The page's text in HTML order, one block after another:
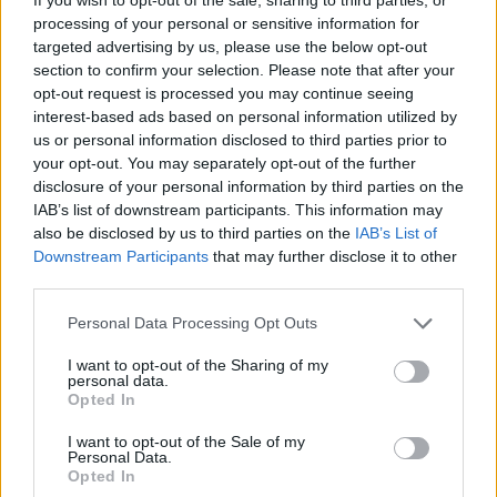
processing of your personal or sensitive information for
targeted advertising by us, please use the below opt-out
section to confirm your selection. Please note that after your
opt-out request is processed you may continue seeing
interest-based ads based on personal information utilized by
us or personal information disclosed to third parties prior to
your opt-out. You may separately opt-out of the further
disclosure of your personal information by third parties on the
IAB’s list of downstream participants. This information may
also be disclosed by us to third parties on the IAB’s List of
Downstream Participants that may further disclose it to other
Personal Data Processing Opt Outs
I want to opt-out of the Sharing of my
personal data.
Opted In
I want to opt-out of the Sale of my
Personal Data.
Opted In
истражувања за да се утврди тоа точно.
© Vecer.mk, правата за текстот се на редакцијата
Apple не попушта: НЕ И ДАВА
ПРИСТАП НА ПОЛИЦИЈАТА ДО
СОДРЖИНИТЕ НА СВОИТЕ
КЛИЕНТИ
35 ГОДИНИ ОД ПРВИОТ КЛИК,
Првата веб - страница што го
„роди“ интернетот се уште
живеe
НАЈЧИТАНИ ВО ПОСЛЕДНИ 7 ДЕНА
ИСТОРИСКО ОБЕДИНУВАЊЕ НА
МАКЕДОНЦИТЕ ВО СРБИЈА: